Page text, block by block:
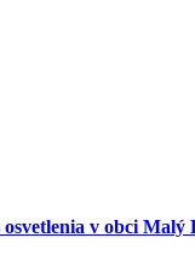
osvetlenia v obci